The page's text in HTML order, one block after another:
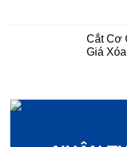
Cắt Cơ
Giá